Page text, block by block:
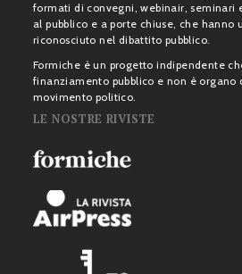
formati di convegni, webinair, seminari
al pubblico e a porte chiuse, che hanno
riconosciuto nel dibattito pubblico.
Formiche è un progetto indipendente
finanziamento pubblico e non è organo
movimento politico.
LE NOSTRE RIVISTE